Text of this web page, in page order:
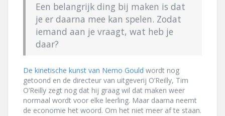
Een belangrijk ding bij maken is dat
je er daarna mee kan spelen. Zodat
iemand aan je vraagt, wat heb je
daar?
De kinetische kunst van Nemo Gould wordt nog
getoond en de directeur van uitgeverij O’Reilly, Tim
O’Reilly zegt nog dat hij graag wil dat maken weer
normaal wordt voor elke leerling. Maar daarna neemt
de economie het woord. Om het niet meer af te staan.